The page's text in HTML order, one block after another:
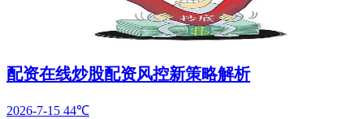
配资在线炒股配资风控新策略解析
2026-7-15 44℃